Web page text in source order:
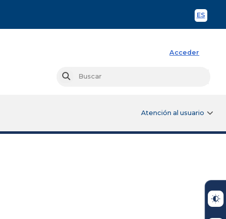
ES
Acceder
Buscar
Atención al usuario